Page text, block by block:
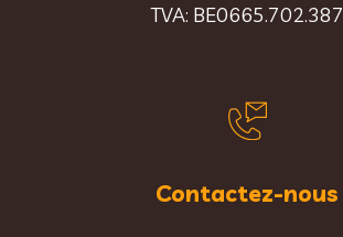
TVA: BE0665.702.387
Contactez-nous